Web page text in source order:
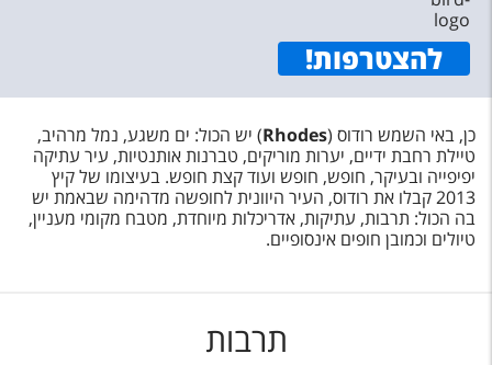
תקנון
עקבו אחרינו
להצטרפות!
כן, באי השמש רודוס (Rhodes) יש הכול: ים משגע, נמל מרהיב,
טיילת רחבת ידיים, יערות מוריקים, טברנות אותנטיות, עיר עתיקה
יפיפייה ובעיקר, חופש, חופש ועוד קצת חופש. בעיצומו של קיץ
2013 קבלו את רודוס, העיר היוונית לחופשה מדהימה שבאמת יש
בה הכול: תרבות, עתיקות, אדריכלות מיוחדת, מטבח מקומי מעניין,
טיולים וכמובן חופים אינסופיים.
תרבות